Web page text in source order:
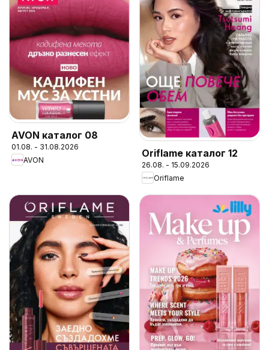
AVON каталог 08
01.08. - 31.08.2026
AVON
Oriflame каталог 12
26.08. - 15.09.2026
Oriflame